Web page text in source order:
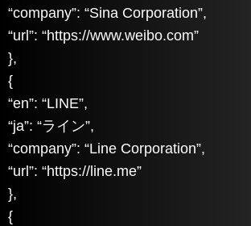
“company”: “Sina Corporation”,
“url”: “https://www.weibo.com”
},
{
“en”: “LINE”,
“ja”: “ライン”,
“company”: “Line Corporation”,
“url”: “https://line.me”
},
{